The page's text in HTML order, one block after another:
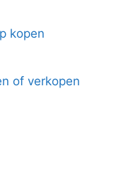
kopen
of verkopen